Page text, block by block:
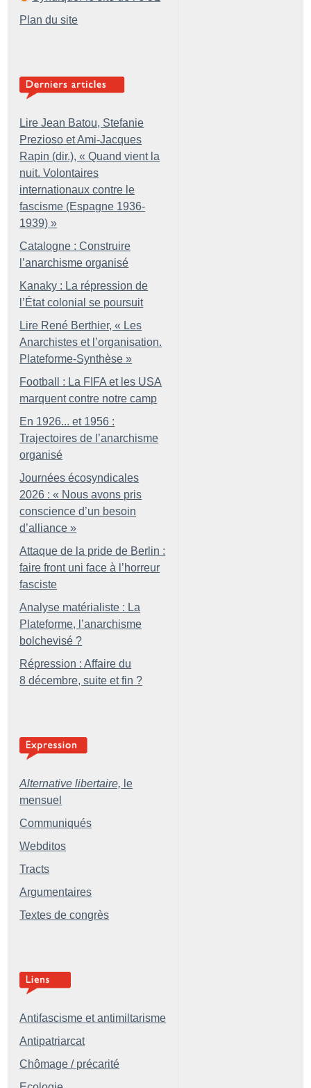
Plan du site
Lire Jean Batou, Stefanie
Prezioso et Ami-Jacques
Rapin (dir.), « Quand vient la
nuit. Volontaires
internationaux contre le
fascisme (Espagne 1936-
1939) »
Catalogne : Construire
l’anarchisme organisé
Kanaky : La répression de
l’État colonial se poursuit
Lire René Berthier, « Les
Anarchistes et l’organisation.
Plateforme-Synthèse »
Football : La FIFA et les USA
marquent contre notre camp
En 1926... et 1956 :
Trajectoires de l’anarchisme
organisé
Journées écosyndicales
2026 : « Nous avons pris
conscience d’un besoin
d’alliance »
Attaque de la pride de Berlin :
faire front uni face à l’horreur
fasciste
Analyse matérialiste : La
Plateforme, l’anarchisme
bolchevisé ?
Répression : Affaire du
8 décembre, suite et fin ?
Alternative libertaire, le
mensuel
Communiqués
Webditos
Tracts
Argumentaires
Textes de congrès
Antifascisme et antimiltarisme
Antipatriarcat
Chômage / précarité